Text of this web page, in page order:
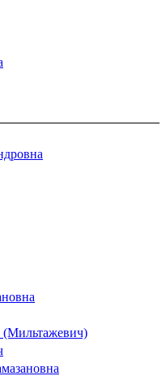
(Мильтажевич)